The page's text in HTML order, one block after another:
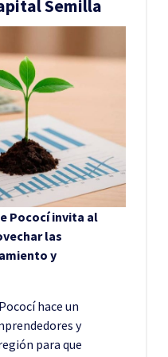
Semilla
Pococí invita al
las
y
hace un
y
para que